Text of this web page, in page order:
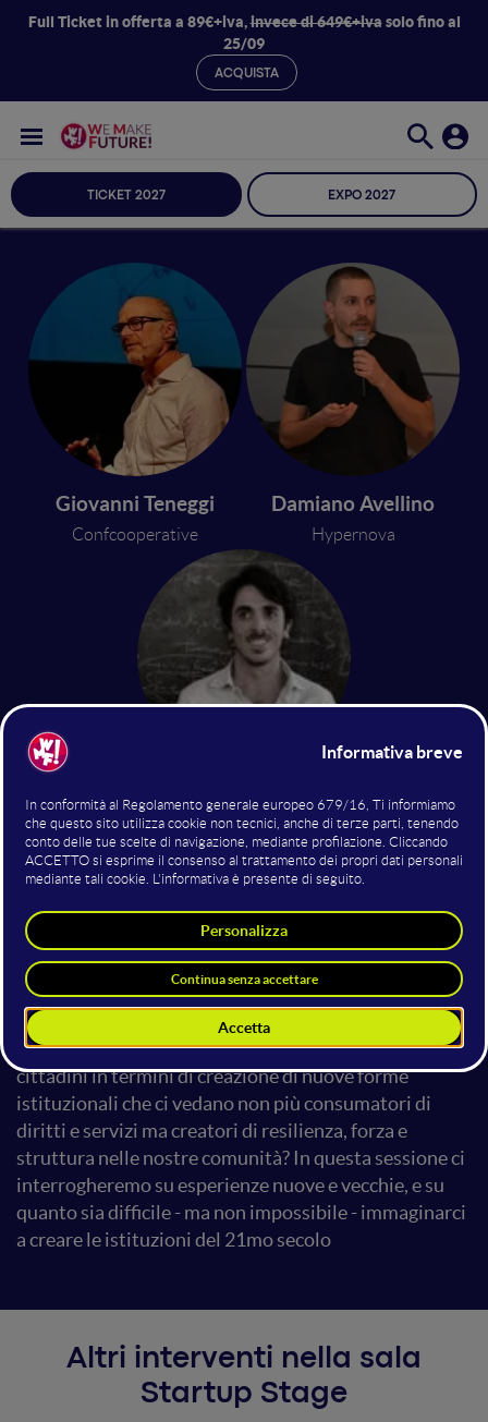
Full Ticket in offerta a 89€+iva,invece di 649€+ivasolo fino al
25/09
ACQUISTA
TICKET 2027 EXPO 2027
Giovanni Teneggi
Confcooperative
Damiano Avellino
Hypernova
PlusValue Group
16 giugno 202217:40 - 18:20
Startup Stage
Un nuovo orizzonte
Come si passa da una prospettiva costituente a una
istituente? Quali responsabilità abbiamo come
cittadini in termini di creazione di nuove forme
istituzionali che ci vedano non più consumatori di
diritti e servizi ma creatori di resilienza, forza e
struttura nelle nostre comunità? In questa sessione ci
interrogheremo su esperienze nuove e vecchie, e su
quanto sia difficile - ma non impossibile - immaginarci
a creare le istituzioni del 21mo secolo
Altri interventi nella sala
Startup Stage